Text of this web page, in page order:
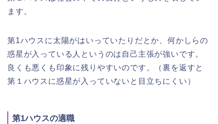
ます。
第1ハウスに太陽がはいっていたりだとか、何かしらの
惑星が入っている人というのは自己主張が強いです。
良くも悪くも印象に残りやすいのです。（裏を返すと
第１ハウスに惑星が入っていないと目立ちにくい）
第1ハウスの適職